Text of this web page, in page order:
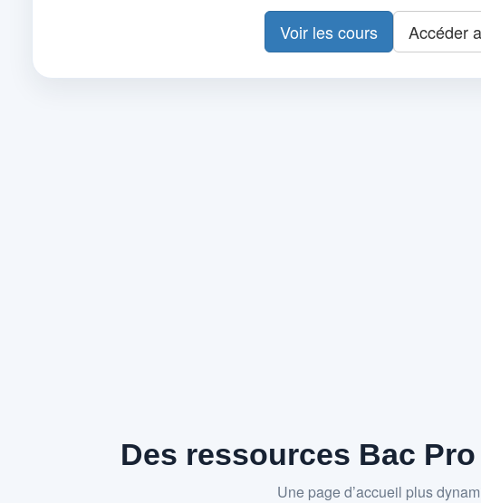
Voir les cours Accéder
Des ressources Bac
Une page d’accueil plus